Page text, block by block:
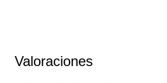
Valoraciones